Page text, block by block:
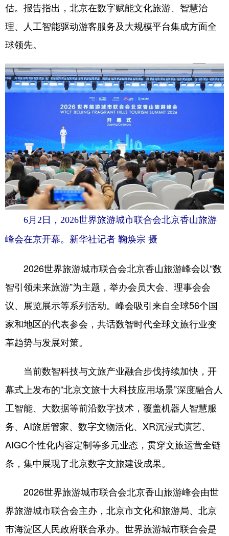
亚太网 上市公司 投教基地
地方频道
北京 天津 河北 山西
吉林 上海
山东 河南 湖北 湖南
广东 广西 海南 重庆
四川 贵州 云南 西藏
陕西 甘肃 青海 宁夏
新疆 内蒙古 黑龙江
多语种频道
Русский язык 日本語 한국어
Deutsch Português
估。报告指出，北京在数字赋能文化旅游、智慧治
理、人工智能驱动游客服务及大规模平台集成方面全
球领先。
6月2日，2026世界旅游城市联合会北京香山旅游
峰会在京开幕。新华社记者 鞠焕宗 摄
2026世界旅游城市联合会北京香山旅游峰会以“数
智引领未来旅游”为主题，举办会员大会、理事会会
议、展览展示等系列活动。峰会吸引来自全球56个国
家和地区的代表参会，共话数智时代全球文旅行业变
革趋势与发展对策。
当前数智科技与文旅产业融合步伐持续加快，开
幕式上发布的“北京文旅十大科技应用场景”深度融合人
工智能、大数据等前沿数字技术，覆盖机器人智慧服
务、AI旅居管家、数字文物活化、XR沉浸式演艺、
AIGC个性化内容定制等多元业态，贯穿文旅运营全链
条，集中展现了北京数字文旅建设成果。
2026世界旅游城市联合会北京香山旅游峰会由世
界旅游城市联合会主办，北京市文化和旅游局、北京
市海淀区人民政府联合承办。世界旅游城市联合会是